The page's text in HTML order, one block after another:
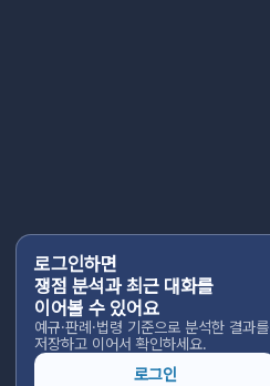
로그인하면
쟁점 분석과 최근 대화를
이어볼 수 있어요
예규·판례·법령 기준으로 분석한 결과를
저장하고 이어서 확인하세요.
로그인